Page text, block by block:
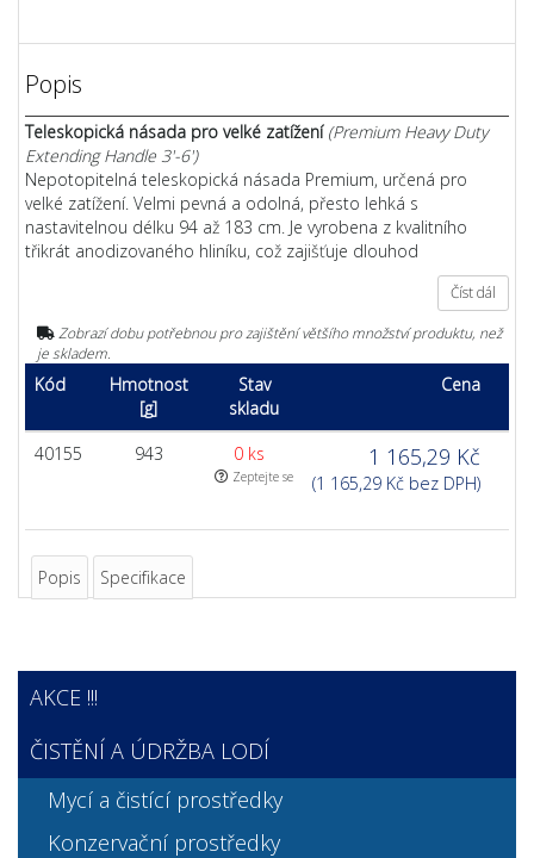
Popis
Teleskopická násada pro velké zatížení(Premium Heavy Duty
Extending Handle 3'-6')
Nepotopitelná teleskopická násada Premium, určená pro
velké zatížení. Velmi pevná a odolná, přesto lehká s
nastavitelnou délku 94 až 183 cm. Je vyrobena z kvalitního
třikrát anodizovaného hliníku, což zajišťuje dlouhod
Číst dál
Zobrazí dobu potřebnou pro zajištění většího množství produktu, než
je skladem.
Kód
Hmotnost
[g]
Stav
skladu
Cena
40155 943 0 ks
Zeptejte se
1 165,29 Kč
(1 165,29 Kč bez DPH)
Popis Specifikace
AKCE !!!
ČISTĚNÍ A ÚDRŽBA LODÍ
Mycí a čistící prostředky
Konzervační prostředky